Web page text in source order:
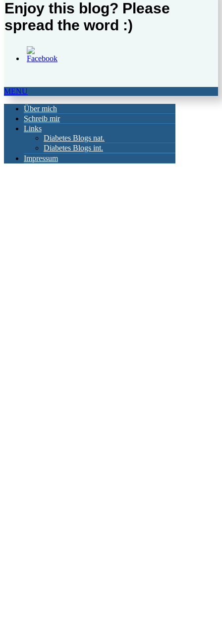
Enjoy this blog? Please
spread the word :)
MENU
Über mich
Schreib mir
Links
Diabetes Blogs nat.
Diabetes Blogs int.
Impressum